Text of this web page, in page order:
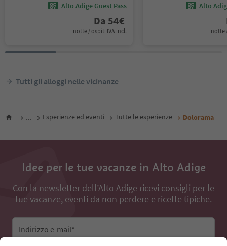
Alto Adige Guest Pass
Da 54€
notte / ospiti IVA incl.
Alto
notte
Tutti gli alloggi nelle vicinanze
... Esperienze ed eventi Tutte le esperienze Dolorama
Idee per le tue vacanze in Alto Adige
Con la newsletter dell’Alto Adige ricevi consigli per le
tue vacanze, eventi da non perdere e ricette tipiche.
Indirizzo e-mail*